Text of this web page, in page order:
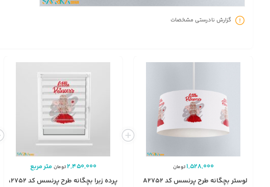
گزارش نادرستی مشخصات
1,528,000تومان
لوستر بچگانه طرح پرنسس کد A2752
2,450,000تومانمتر مربع
پرده زبرا بچگانه طرح پرنسس کد A2752